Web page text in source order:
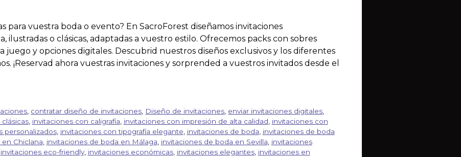
para vuestra boda o evento? En SacroForest diseñamos invitaciones
ilustradas o clásicas, adaptadas a vuestro estilo. Ofrecemos packs con sobres
juego y opciones digitales. Descubrid nuestros diseños exclusivos y los diferentes
¡Reservad ahora vuestras invitaciones y sorprended a vuestros invitados desde el
contratar diseño de invitaciones Diseño de invitaciones enviar invitaciones digitales
, invitaciones con caligrafía invitaciones con impresión de alta calidad invitaciones con
personalizados, invitaciones con tipografía elegante invitaciones de boda invitaciones de boda
Chiclana invitaciones de boda en Málaga invitaciones de boda en Sevilla invitaciones
invitaciones eco-friendly, invitaciones económicas, invitaciones elegantes, invitaciones en